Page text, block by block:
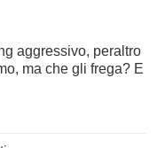
ma che gli frega? E